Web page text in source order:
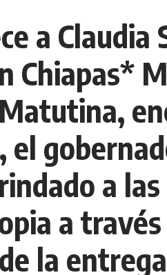
a Claudia
Chiapas*
el
a
a
la